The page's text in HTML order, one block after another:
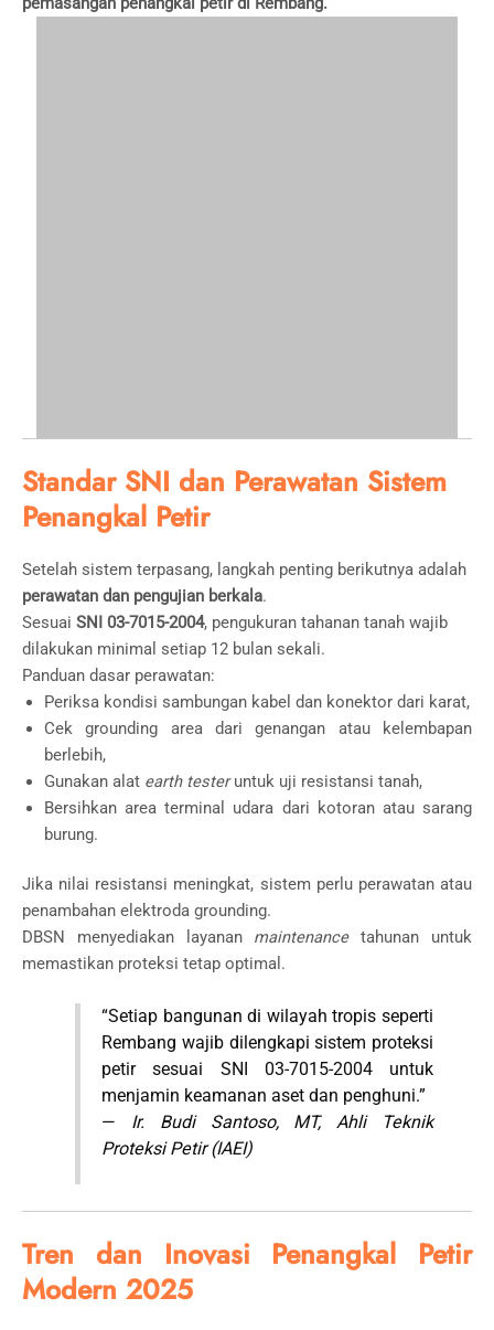
Standar SNI dan Perawatan Sistem
Penangkal Petir
Setelah sistem terpasang, langkah penting berikutnya adalah
perawatan dan pengujian berkala.
Sesuai SNI 03-7015-2004, pengukuran tahanan tanah wajib
dilakukan minimal setiap 12 bulan sekali.
Panduan dasar perawatan:
Periksa kondisi sambungan kabel dan konektor dari karat,
Cek grounding area dari genangan atau kelembapan
berlebih,
Gunakan alat earth testeruntuk uji resistansi tanah,
Bersihkan area terminal udara dari kotoran atau sarang
burung.
Jika nilai resistansi meningkat, sistem perlu perawatan atau
penambahan elektroda grounding.
DBSN menyediakan layanan maintenancetahunan untuk
memastikan proteksi tetap optimal.
“Setiap bangunan di wilayah tropis seperti
Rembang wajib dilengkapi sistem proteksi
petir sesuai SNI 03-7015-2004 untuk
menjamin keamanan aset dan penghuni.”
— Ir. Budi Santoso, MT, Ahli Teknik
Proteksi Petir (IAEI)
Tren dan Inovasi Penangkal Petir
Modern 2025